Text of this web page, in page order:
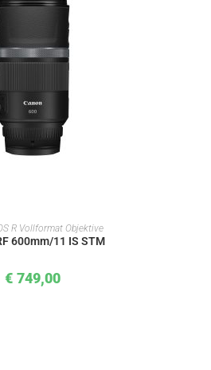
WARENKORB
R Vollformat Objektive
600mm/11 IS STM
€ 749,00